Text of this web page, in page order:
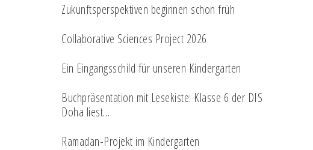
Zukunftsperspektiven beginnen schon früh
Collaborative Sciences Project 2026
Ein Eingangsschild für unseren Kindergarten
Buchpräsentation mit Lesekiste: Klasse 6 der DIS
Doha liest…
Ramadan-Projekt im Kindergarten